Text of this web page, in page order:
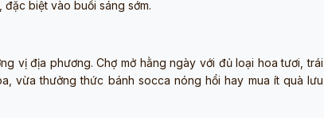
biệt vào buổi sáng sớm.
vị địa phương. Chợ mở hằng ngày với đủ loại hoa tươi, trái
vừa thưởng thức bánh socca nóng hổi hay mua ít quà lưu